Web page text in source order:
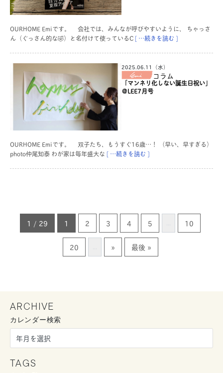
OURHOME Emiです。 会社では、みんなが呼びやすいように、 ちゃっさ
ん（ぐっさん的な🤣）と名付けて使っているC[ …続きを読む ]
2025.06.11（水）
コラム
「マンネリ化しない誕生日祝い」
＠LEE7月号
OURHOME Emiです。 双子たち、もうすぐ16歳…！ （早い、早すぎる）
photo仲尾知泰 わが家は毎年盛大な [ …続きを読む ]
1 / 29 1 2 3 4 5 ... 10
20 ... » 最後 »
ARCHIVE
カレンダー検索
TAGS